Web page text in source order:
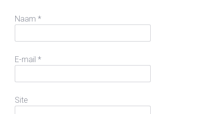
Naam *
E-mail *
Site